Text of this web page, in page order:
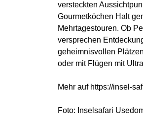
versteckten
Gourmetköchen Halt
Mehrtagestouren. Ob
versprechen
geheimnisvollen
oder mit Flügen mit
Mehr auf https://insel-
Foto: Inselsafari